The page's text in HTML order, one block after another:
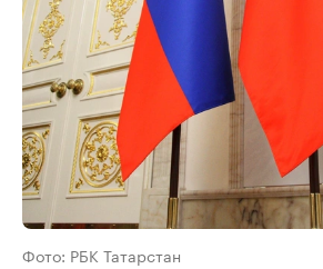
Фото: РБК Татарстан